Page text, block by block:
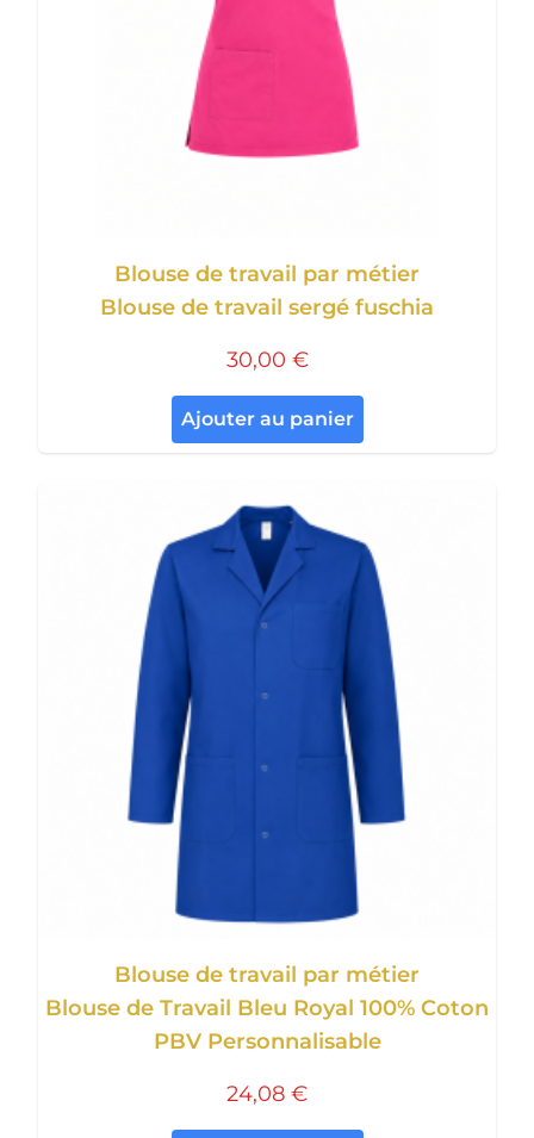
Blouse de travail par métier
Blouse de travail sergé fuschia
30,00 €
Ajouter au panier
Blouse de travail par métier
Blouse de Travail Bleu Royal 100% Coton
PBV Personnalisable
24,08 €